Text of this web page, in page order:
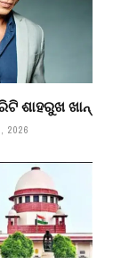
ଶାହରୁଖ ଖାନ୍
2026